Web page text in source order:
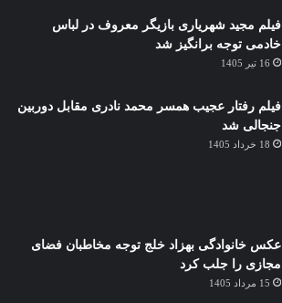
فیلم مجید شهریاری بازیگر معروف در لباس
خادمی توجه برانگیز شد
16 تیر 1405
فیلم رفتار عجیب همسر محمد نادری مقابل دوربین
جنجالی شد
18 خرداد 1405
عکس خانوادگی بهزاد خلج توجه مخاطبان فضای
مجازی را جلب کرد
15 مرداد 1405